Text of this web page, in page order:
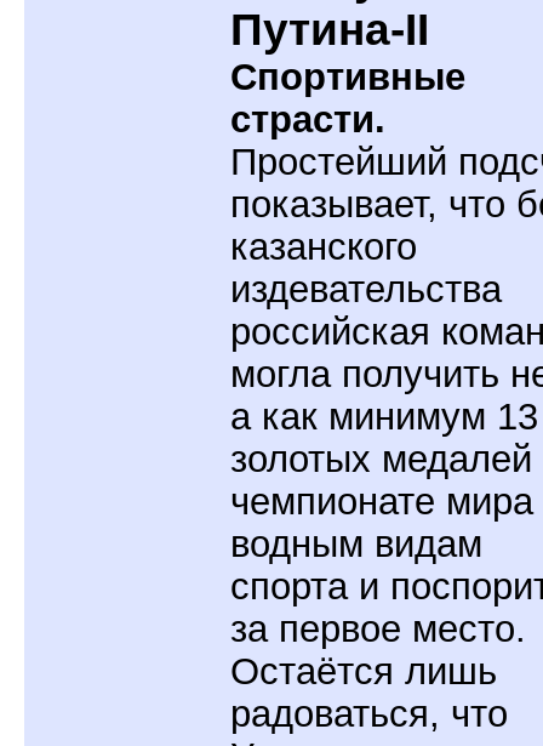
Путина-II
Спортивные
страсти.
Простейший
показывает, что
казанского
издевательства
российская
могла получить
а как минимум 13
золотых медалей
чемпионате мира
водным видам
спорта и
за первое место.
Остаётся лишь
радоваться, что